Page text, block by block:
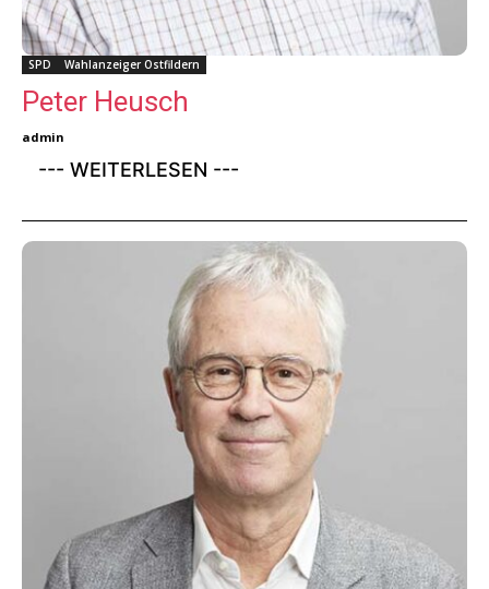
SPD Wahlanzeiger Ostfildern
Peter Heusch
admin
--- WEITERLESEN ---